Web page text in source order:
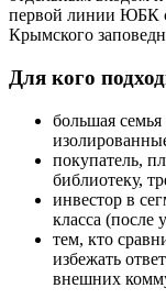
первой линии ЮБК
Крымского
Для кого
большая
покупатель,
библиотеку,
инвестор в
класса
тем, кто
избежать
внешних